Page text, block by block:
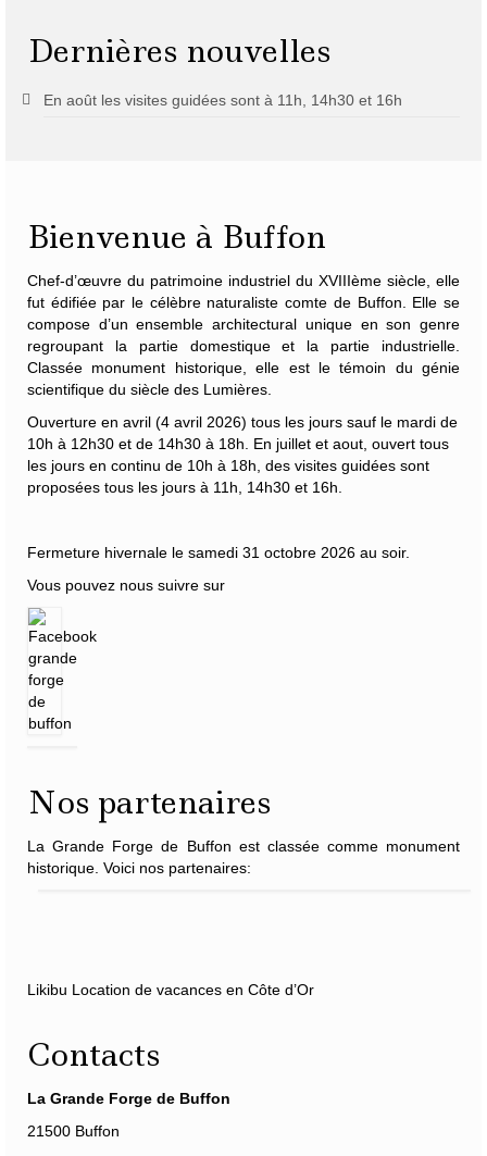
Dernières nouvelles
En août les visites guidées sont à 11h, 14h30 et 16h
Bienvenue à Buffon
Chef-d’œuvre du patrimoine industriel du XVIIIème siècle, elle
fut édifiée par le célèbre naturalistecomte de Buffon . Elle se
compose d’un ensemble architectural unique en son genre
regroupant la partie domestique et la partie industrielle.
Classée monument historique, elle est le témoin du génie
scientifique du siècle des Lumières.
Ouverture en avril (4 avril 2026) tous les jours sauf le mardi de
10h à 12h30 et de 14h30 à 18h. En juillet et aout, ouvert tous
les jours en continu de 10h à 18h, des visites guidées sont
proposées tous les jours à 11h, 14h30 et 16h.
Fermeture hivernale le samedi 31 octobre 2026 au soir.
Vous pouvez nous suivre sur
Nos partenaires
La Grande Forge de Buffon est classée comme monument
historique. Voici nos partenaires:
Likibu Location de vacances en Côte d’Or
Contacts
La Grande Forge de Buffon
21500 Buffon